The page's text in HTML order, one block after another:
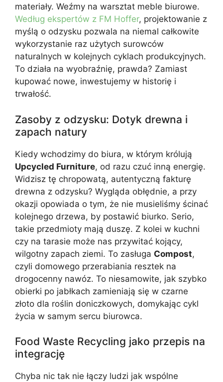
materiały. Weźmy na warsztat meble biurowe.
Według ekspertów z FM Hoffer, projektowanie z
myślą o odzysku pozwala na niemal całkowite
wykorzystanie raz użytych surowców
naturalnych w kolejnych cyklach produkcyjnych.
To działa na wyobraźnię, prawda? Zamiast
kupować nowe, inwestujemy w historię i
trwałość.
Zasoby z odzysku: Dotyk drewna i
zapach natury
Kiedy wchodzimy do biura, w którym królują
Upcycled Furniture, od razu czuć inną energię.
Widzisz tę chropowatą, autentyczną fakturę
drewna z odzysku? Wygląda obłędnie, a przy
okazji opowiada o tym, że nie musieliśmy ścinać
kolejnego drzewa, by postawić biurko. Serio,
takie przedmioty mają duszę. Z kolei w kuchni
czy na tarasie może nas przywitać kojący,
wilgotny zapach ziemi. To zasługa Compost,
czyli domowego przerabiania resztek na
drogocenny nawóz. To niesamowite, jak szybko
obierki po jabłkach zamieniają się w czarne
złoto dla roślin doniczkowych, domykając cykl
życia w samym sercu biurowca.
Food Waste Recycling jako przepis na
integrację
Chyba nic tak nie łączy ludzi jak wspólne